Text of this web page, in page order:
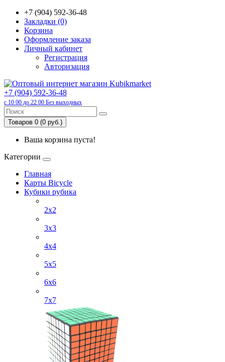
+7 (904) 592-36-48
Закладки (0)
Корзина
Оформление заказа
Личный кабинет
Регистрация
Авторизация
+7 (904) 592-36-48
с 10 00 до 22 00 Без выходных
Товаров 0 (0 руб.)
Ваша корзина пуста!
Категории
Главная
Карты Bicycle
Кубики рубика
2x2
3x3
4х4
5х5
6х6
7х7